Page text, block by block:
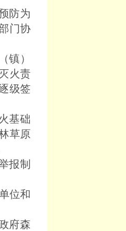
防为
门协
镇）
火责
级签
基础
草原
报制
位和
府森